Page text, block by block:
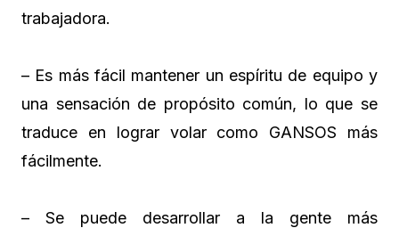
trabajadora.
– Es más fácil mantener un espíritu de equipo y
una sensación de propósito común, lo que se
traduce en lograr volar como GANSOS más
fácilmente.
– Se puede desarrollar a la gente más